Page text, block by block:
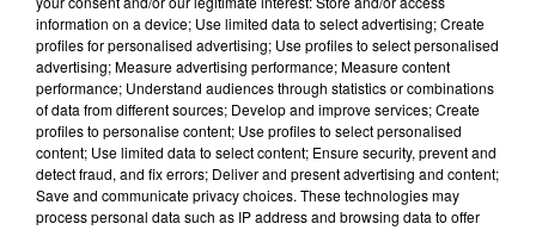
ANTICYCLONE ET VENTS FRAIS
Quelle est donc l'explication ?"Unpuissant
anticycloneva s'établir d'abord sur la marge ouest
de l'Europe ce week-end, puis sur le nord du
continent en début de semaine prochaine, en se
centrant vers les îles britanniques pour la semaine"
information on a device; Use limited data to select advertising; Create
profiles for personalised advertising; Use profiles to select personalised
advertising; Measure advertising performance; Measure content
performance; Understand audiences through statistics or combinations
of data from different sources; Develop and improve services; Create
profiles to personalise content; Use profiles to select personalised
content; Use limited data to select content; Ensure security, prevent and
detect fraud, and fix errors; Deliver and present advertising and content;
Save and communicate privacy choices. These technologies may
process personal data such as IP address and browsing data to offer